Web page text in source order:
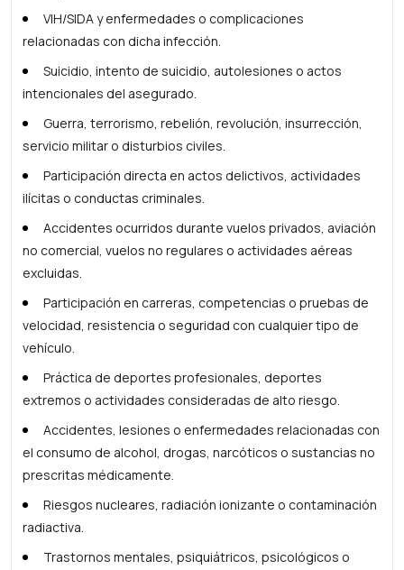
VIH/SIDA y enfermedades o complicaciones
relacionadas con dicha infección.
Suicidio, intento de suicidio, autolesiones o actos
intencionales del asegurado.
Guerra, terrorismo, rebelión, revolución, insurrección,
servicio militar o disturbios civiles.
Participación directa en actos delictivos, actividades
ilícitas o conductas criminales.
Accidentes ocurridos durante vuelos privados, aviación
no comercial, vuelos no regulares o actividades aéreas
excluidas.
Participación en carreras, competencias o pruebas de
velocidad, resistencia o seguridad con cualquier tipo de
vehículo.
Práctica de deportes profesionales, deportes
extremos o actividades consideradas de alto riesgo.
Accidentes, lesiones o enfermedades relacionadas con
el consumo de alcohol, drogas, narcóticos o sustancias no
prescritas médicamente.
Riesgos nucleares, radiación ionizante o contaminación
radiactiva.
Trastornos mentales, psiquiátricos, psicológicos o